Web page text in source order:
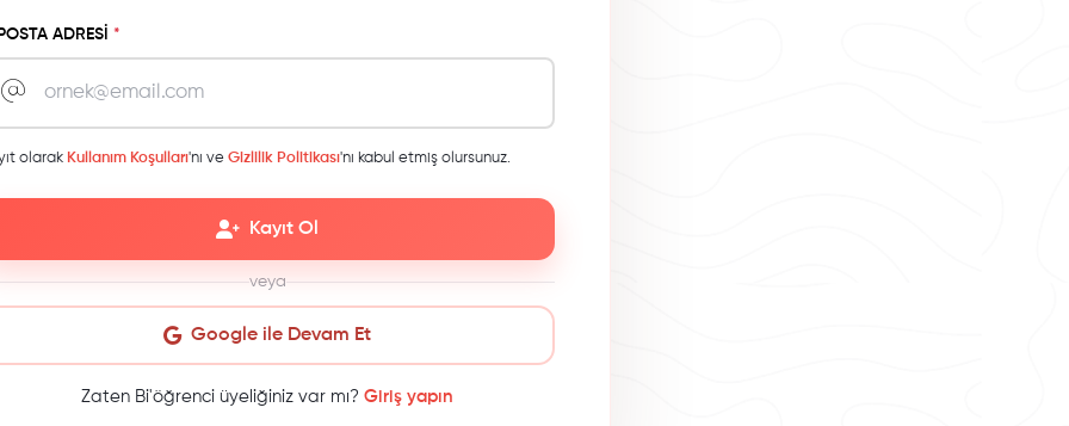
ADRESI *
olarak Kullanım Koşulları'nı ve Gizlilik Politikası'nı kabul etmiş olursunuz.
Kayıt Ol
veya
Google ile Devam Et
Zaten Bi'öğrenci üyeliğiniz var mı? Giriş yapın